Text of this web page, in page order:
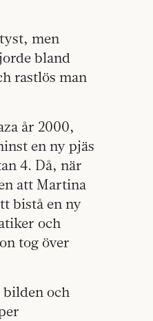
men
bland
rastlös man
år 2000,
en ny pjäs
4. Då, när
att Martina
bistå en ny
och
tog över
bilden och